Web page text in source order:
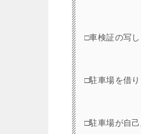
□車検証の写し
□駐車場を借
□駐車場が自